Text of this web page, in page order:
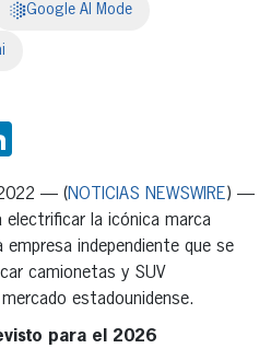
Google AI Mode
— (NOTICIAS NEWSWIRE) —
electrificar la icónica marca
independiente que se
camionetas y SUV
estadounidense.
para el 2026